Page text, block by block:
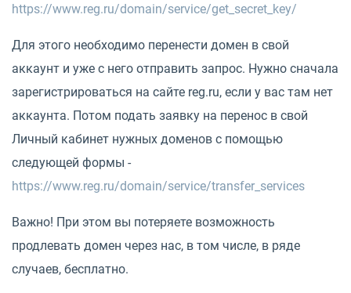
https://www.reg.ru/domain/service/get_secret_key/
Для этого необходимо перенести домен в свой
аккаунт и уже с него отправить запрос. Нужно сначала
зарегистрироваться на сайте reg.ru, если у вас там нет
аккаунта. Потом подать заявку на перенос в свой
Личный кабинет нужных доменов с помощью
следующей формы -
https://www.reg.ru/domain/service/transfer_services
Важно! При этом вы потеряете возможность
продлевать домен через нас, в том числе, в ряде
случаев, бесплатно.